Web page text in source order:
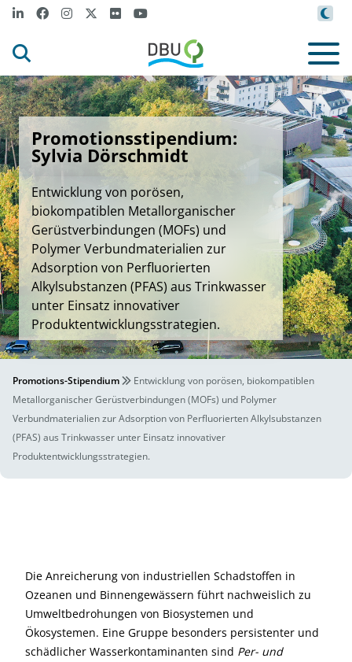
Promotionsstipendium:
Sylvia Dörschmidt
Entwicklung von porösen,
biokompatiblen Metallorganischer
Gerüstverbindungen (MOFs) und
Polymer Verbundmaterialien zur
Adsorption von Perfluorierten
Alkylsubstanzen (PFAS) aus Trinkwasser
unter Einsatz innovativer
Produktentwicklungsstrategien.
Promotions-Stipendium
Entwicklung von porösen, biokompatiblen
Metallorganischer Gerüstverbindungen (MOFs) und Polymer
Verbundmaterialien zur Adsorption von Perfluorierten Alkylsubstanzen
(PFAS) aus Trinkwasser unter Einsatz innovativer
Produktentwicklungsstrategien.
Die Anreicherung von industriellen Schadstoffen in
Ozeanen und Binnengewässern führt nachweislich zu
Umweltbedrohungen von Biosystemen und
Ökosystemen. Eine Gruppe besonders persistenter und
schädlicher Wasserkontaminanten sind Per- und